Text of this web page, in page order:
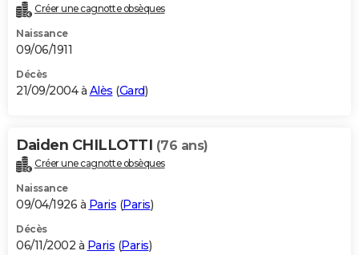
Créer une cagnotte obsèques
Naissance
09/06/1911
Décès
21/09/2004 à Alès (Gard)
Daiden CHILLOTTI (76 ans)
Créer une cagnotte obsèques
Naissance
09/04/1926 à Paris (Paris)
Décès
06/11/2002 à Paris (Paris)